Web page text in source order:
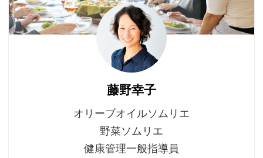
藤野幸子
オリーブオイルソムリエ
野菜ソムリエ
健康管理一般指導員